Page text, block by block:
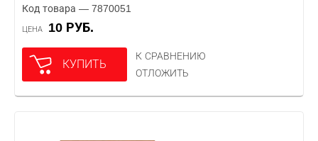
Код товара — 7870051
ЦЕНА 10 РУБ.
КУПИТЬ
К СРАВНЕНИЮ
ОТЛОЖИТЬ